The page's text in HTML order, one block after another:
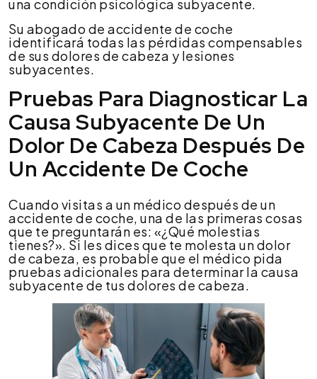
una condición psicológica subyacente.
Su abogado de accidente de coche
identificará todas las pérdidas compensables
de sus dolores de cabeza y lesiones
subyacentes.
Pruebas Para Diagnosticar La
Causa Subyacente De Un
Dolor De Cabeza Después De
Un Accidente De Coche
Cuando visitas a un médico después de un
accidente de coche, una de las primeras cosas
que te preguntarán es: «¿Qué molestias
tienes?». Si les dices que te molesta un dolor
de cabeza, es probable que el médico pida
pruebas adicionales para determinar la causa
subyacente de tus dolores de cabeza.